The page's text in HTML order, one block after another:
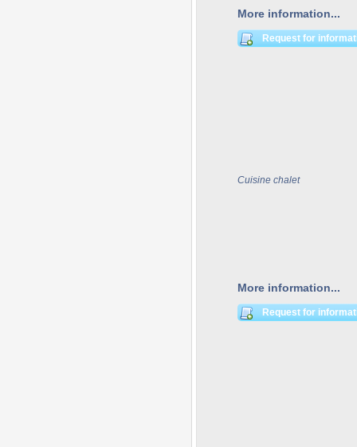
More information...
Request for
Cuisine chalet
More information...
Request for